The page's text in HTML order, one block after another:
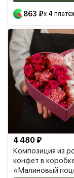
863 ₽x 4
Композиция из
конфет в
«Малиновый
4 480 ₽